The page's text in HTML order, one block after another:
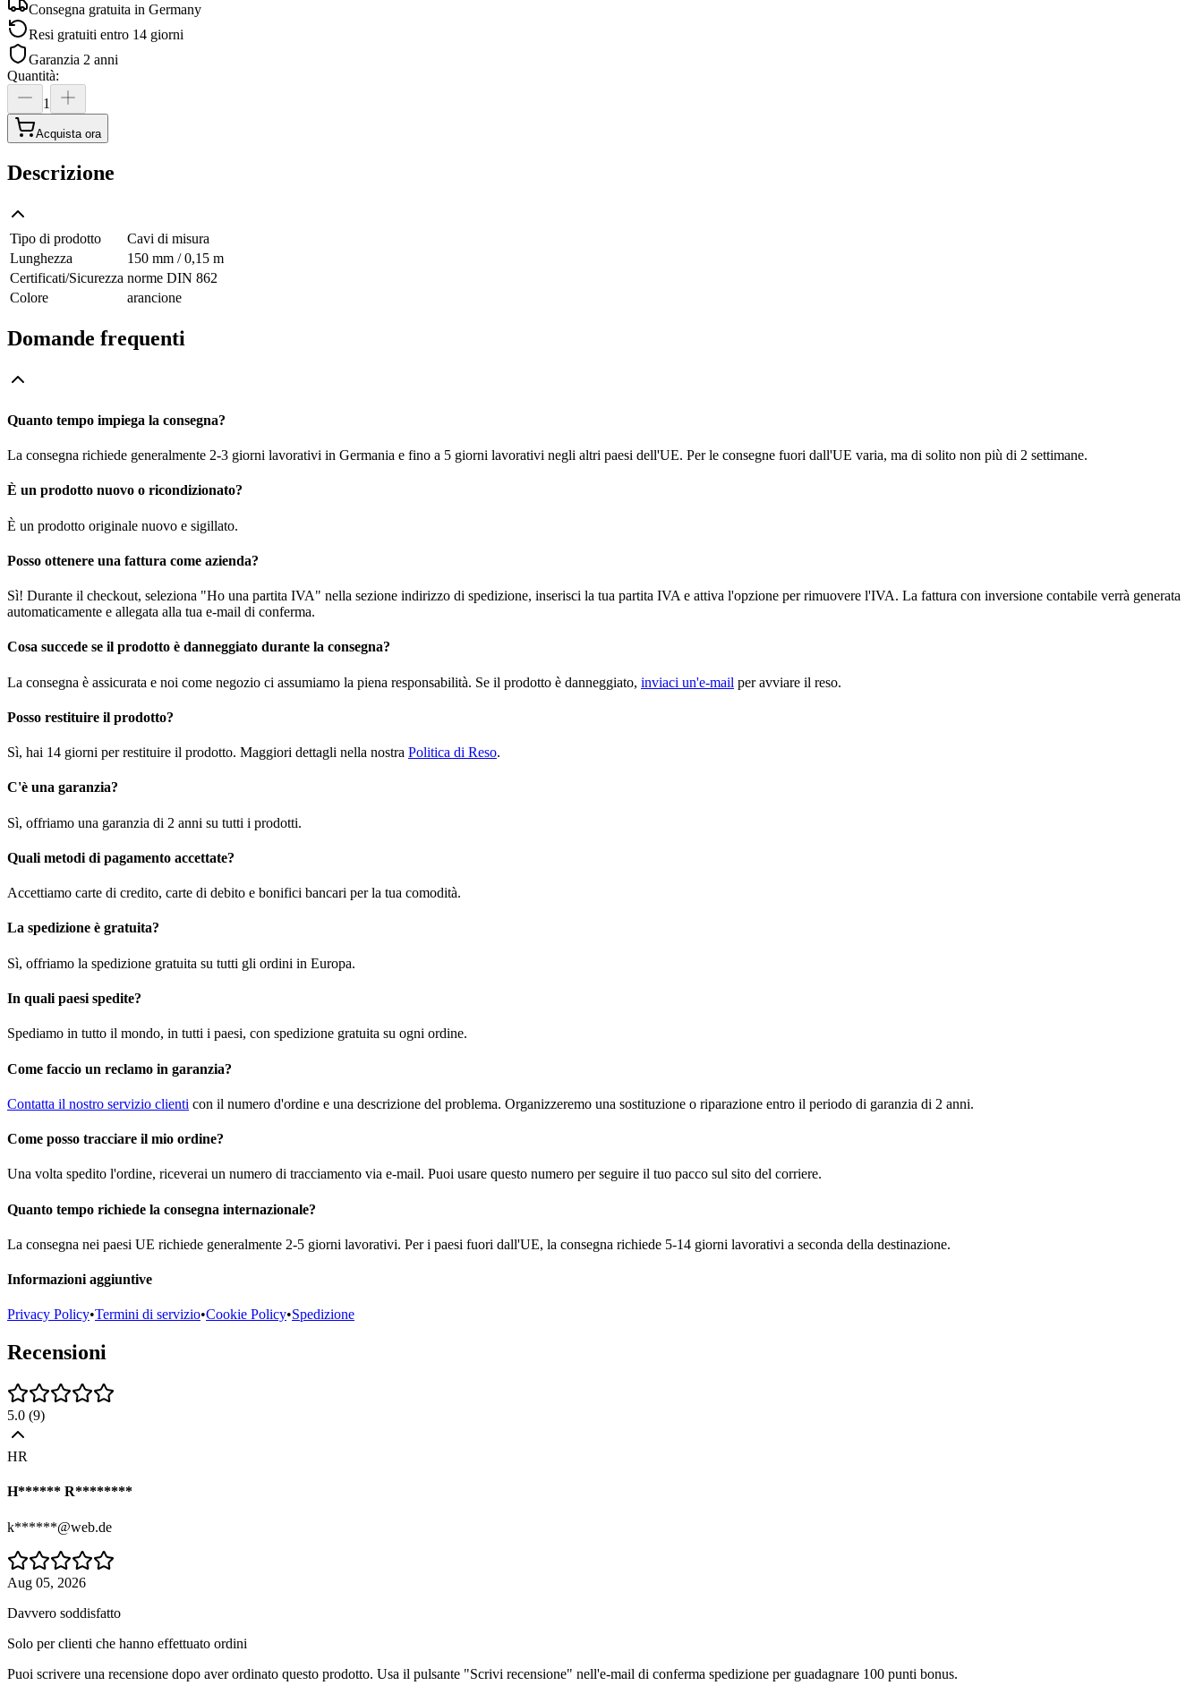
Consegna gratuita in Germany
Resi gratuiti entro 14 giorni
Garanzia 2 anni
Quantità:
1
Acquista ora
Descrizione
Tipo di prodotto
Cavi di misura
Lunghezza
150 mm / 0,15 m
Certificati/Sicurezza norme DIN 862
Colore
arancione
Domande frequenti
Quanto tempo impiega la consegna?
La consegna richiede generalmente 2-3 giorni lavorativi in Germania e fino a 5 giorni lavorativi negli altri paesi dell'UE. Per le consegne fuori dall'UE varia, ma di solito non più di 2 settimane.
È un prodotto nuovo o ricondizionato?
È un prodotto originale nuovo e sigillato.
Posso ottenere una fattura come azienda?
Sì! Durante il checkout, seleziona "Ho una partita IVA" nella sezione indirizzo di spedizione, inserisci la tua partita IVA e attiva l'opzione per rimuovere l'IVA. La fattura con inversione contabile verrà generata
automaticamente e allegata alla tua e-mail di conferma.
Cosa succede se il prodotto è danneggiato durante la consegna?
La consegna è assicurata e noi come negozio ci assumiamo la piena responsabilità. Se il prodotto è danneggiato, inviaci un'e-mail per avviare il reso.
Posso restituire il prodotto?
Sì, hai 14 giorni per restituire il prodotto. Maggiori dettagli nella nostra Politica di Reso.
C'è una garanzia?
Sì, offriamo una garanzia di 2 anni su tutti i prodotti.
Quali metodi di pagamento accettate?
Accettiamo carte di credito, carte di debito e bonifici bancari per la tua comodità.
La spedizione è gratuita?
Sì, offriamo la spedizione gratuita su tutti gli ordini in Europa.
In quali paesi spedite?
Spediamo in tutto il mondo, in tutti i paesi, con spedizione gratuita su ogni ordine.
Come faccio un reclamo in garanzia?
Contatta il nostro servizio clienti con il numero d'ordine e una descrizione del problema. Organizzeremo una sostituzione o riparazione entro il periodo di garanzia di 2 anni.
Come posso tracciare il mio ordine?
Una volta spedito l'ordine, riceverai un numero di tracciamento via e-mail. Puoi usare questo numero per seguire il tuo pacco sul sito del corriere.
Quanto tempo richiede la consegna internazionale?
La consegna nei paesi UE richiede generalmente 2-5 giorni lavorativi. Per i paesi fuori dall'UE, la consegna richiede 5-14 giorni lavorativi a seconda della destinazione.
Informazioni aggiuntive
Privacy Policy•Termini di servizio•Cookie Policy•Spedizione
Recensioni
5.0 (9)
HR
H****** R********
k******@web.de
Aug 05, 2026
Davvero soddisfatto
Solo per clienti che hanno effettuato ordini
Puoi scrivere una recensione dopo aver ordinato questo prodotto. Usa il pulsante "Scrivi recensione" nell'e-mail di conferma spedizione per guadagnare 100 punti bonus.